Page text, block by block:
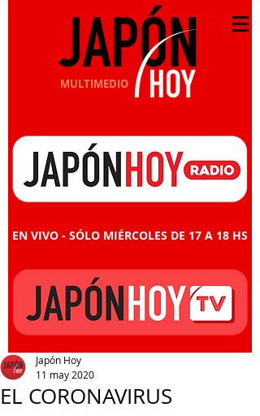
MULTIMEDIO
EN VIVO - SÓLO MIÉRCOLES DE 17 A 18 HS
EL CORONAVIRUS
Japón Hoy
11 may 2020